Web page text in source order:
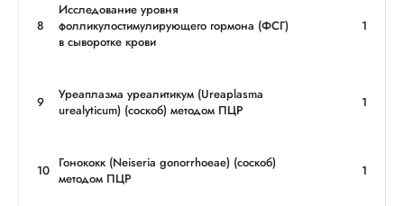
8
Исследование уровня
фолликулостимулирующего гормона (ФСГ)
в сыворотке крови
1
9
Уреаплазма уреалитикум (Ureaplasma
urealyticum) (соскоб) методом ПЦР
1
10 Гонококк (Neiseria gonorrhoeae) (соскоб)
методом ПЦР
1